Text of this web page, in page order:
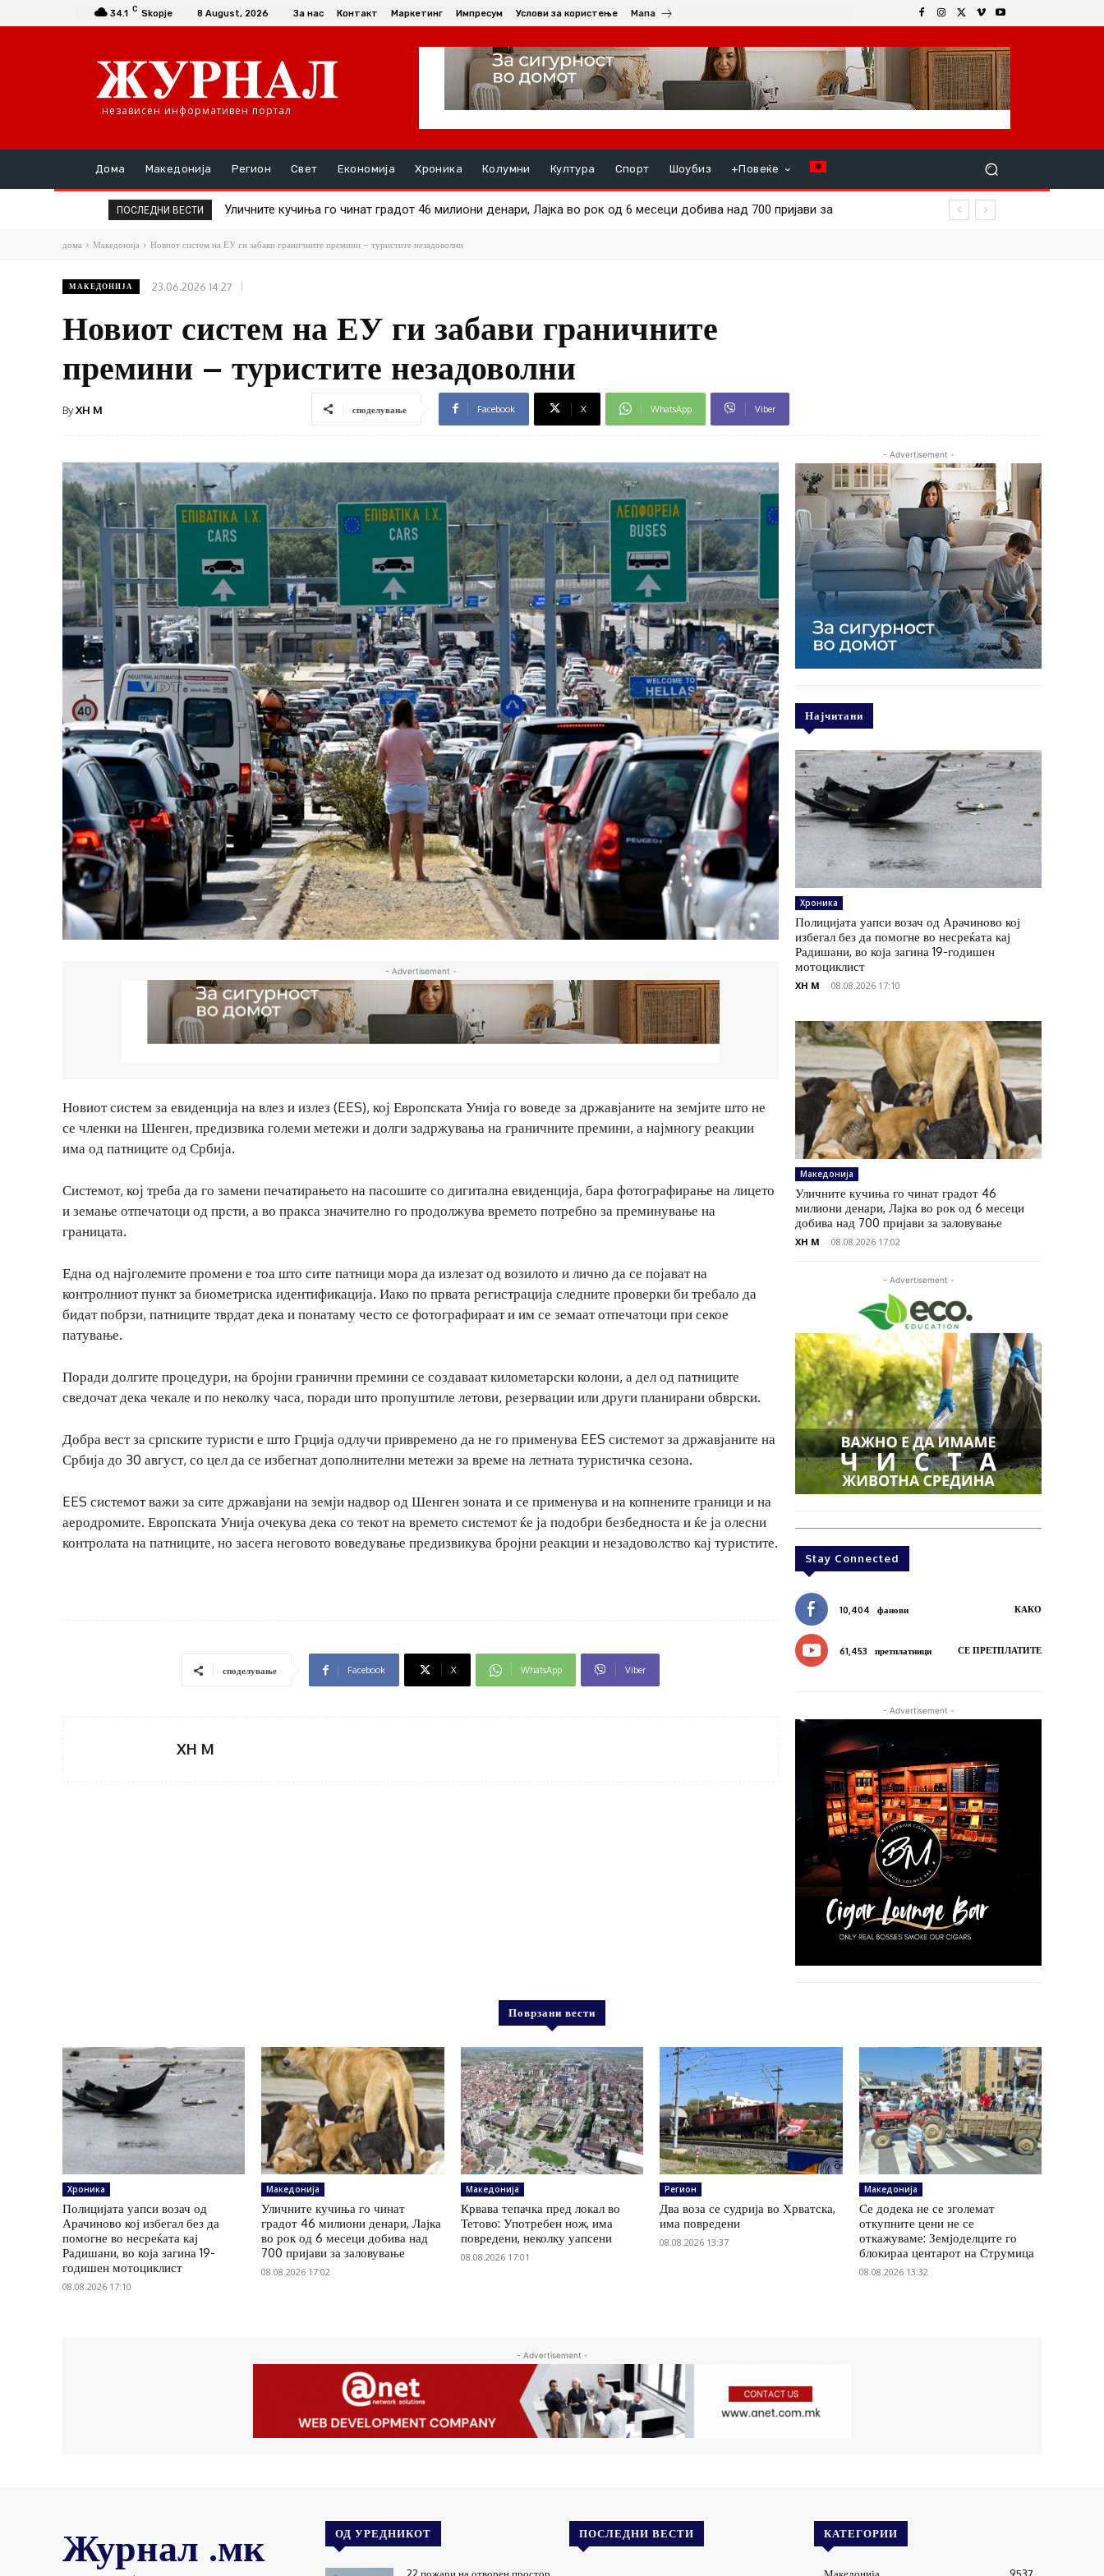
34.1 C Skopje 8 August, 2026 За нас Контакт Маркетинг Импресум Услови за користење Мапа
независен информативен портал
Дома Македонија Регион Свет Економија Хроника Колумни Култура Спорт Шоубиз +Повеќе
ПОСЛЕДНИ ВЕСТИ
Уличните кучиња го чинат градот 46 милиони денари, Лајка во рок од 6 месеци добива над 700 пријави за
Крвава тепачка пред локал во Тетово: Употребен нож, има повредени, неколку уапсени
дома Македонија Новиот систем на ЕУ ги забави граничните премини – туристите незадоволни
МАКЕДОНИЈА 23.06.2026 14:27
Новиот систем на ЕУ ги забави граничните
премини – туристите незадоволни
ByXH M споделување Facebook X WhatsApp Viber
- Advertisement -
Новиот систем за евиденција на влез и излез (EES), кој Европската Унија го воведе за државјаните на земјите што не
се членки на Шенген, предизвика големи метежи и долги задржувања на граничните премини, а најмногу реакции
има од патниците од Србија.
Системот, кој треба да го замени печатирањето на пасошите со дигитална евиденција, бара фотографирање на лицето
и земање отпечатоци од прсти, а во пракса значително го продолжува времето потребно за преминување на
границата.
Една од најголемите промени е тоа што сите патници мора да излезат од возилото и лично да се појават на
контролниот пункт за биометриска идентификација. Иако по првата регистрација следните проверки би требало да
бидат побрзи, патниците тврдат дека и понатаму често се фотографираат и им се земаат отпечатоци при секое
патување.
Поради долгите процедури, на бројни гранични премини се создаваат километарски колони, а дел од патниците
сведочат дека чекале и по неколку часа, поради што пропуштиле летови, резервации или други планирани обврски.
Добра вест за српските туристи е што Грција одлучи привремено да не го применува EES системот за државјаните на
Србија до 30 август, со цел да се избегнат дополнителни метежи за време на летната туристичка сезона.
EES системот важи за сите државјани на земји надвор од Шенген зоната и се применува и на копнените граници и на
аеродромите. Европската Унија очекува дека со текот на времето системот ќе ја подобри безбедноста и ќе ја олесни
контролата на патниците, но засега неговото воведување предизвикува бројни реакции и незадоволство кај туристите.
споделување Facebook X WhatsApp Viber
XH M
- Advertisement -
Најчитани
Хроника
Полицијата уапси возач од Арачиново кој
избегал без да помогне во несреќата кај
Радишани, во која загина 19-годишен
мотоциклист
XH M - 08.08.2026 17:10
Македонија
Уличните кучиња го чинат градот 46
милиони денари, Лајка во рок од 6 месеци
добива над 700 пријави за заловување
XH M - 08.08.2026 17:02
- Advertisement -
Stay Connected
10,404 фанови КАКО
61,453 претплатници СЕ ПРЕТПЛАТИТЕ
- Advertisement -
Поврзани вести
Хроника
Полицијата уапси возач од
Арачиново кој избегал без да
помогне во несреќата кај
Радишани, во која загина 19-
годишен мотоциклист
08.08.2026 17:10
Македонија
Уличните кучиња го чинат
градот 46 милиони денари, Лајка
во рок од 6 месеци добива над
700 пријави за заловување
08.08.2026 17:02
Македонија
Крвава тепачка пред локал во
Тетово: Употребен нож, има
повредени, неколку уапсени
08.08.2026 17:01
Регион
Два воза се судрија во Хрватска,
има повредени
08.08.2026 13:37
Македонија
Се додека не се зголемат
откупните цени не се
откажуваме: Земјоделците го
блокираа центарот на Струмица
08.08.2026 13:32
- Advertisement -
Журнал .мк ОД УРЕДНИКОТ ПОСЛЕДНИ ВЕСТИ КАТЕГОРИИ